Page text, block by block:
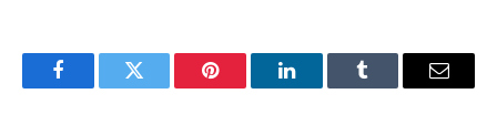
FacebookTwitter Pinterest LinkedInTumblr Email